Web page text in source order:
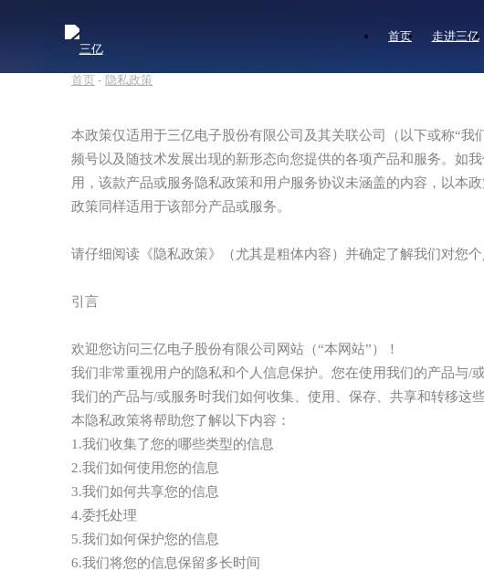
首页 走进三亿
首页 - 隐私政策
本政策仅适用于三亿电子股份有限公司及其关联公司（以下或称“
频号以及随技术发展出现的新形态向您提供的各项产品和服务。如
用，该款产品或服务隐私政策和用户服务协议未涵盖的内容，以本
政策同样适用于该部分产品或服务。
请仔细阅读《隐私政策》（尤其是粗体内容）并确定了解我们对您
引言
欢迎您访问三亿电子股份有限公司网站（“本网站”）！
我们非常重视用户的隐私和个人信息保护。您在使用我们的产品与/
我们的产品与/或服务时我们如何收集、使用、保存、共享和转移这
本隐私政策将帮助您了解以下内容：
1.我们收集了您的哪些类型的信息
2.我们如何使用您的信息
3.我们如何共享您的信息
4.委托处理
5.我们如何保护您的信息
6.我们将您的信息保留多长时间